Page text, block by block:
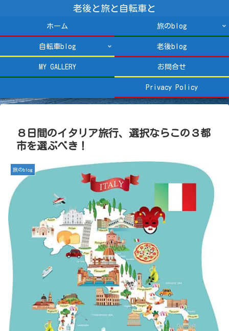
老後と旅と自転車と
ホーム 旅のblog
自転車blog 老後blog
MY GALLERY お問合せ
Privacy Policy
８日間のイタリア旅行、選択ならこの３都
市を選ぶべき！
旅のblog